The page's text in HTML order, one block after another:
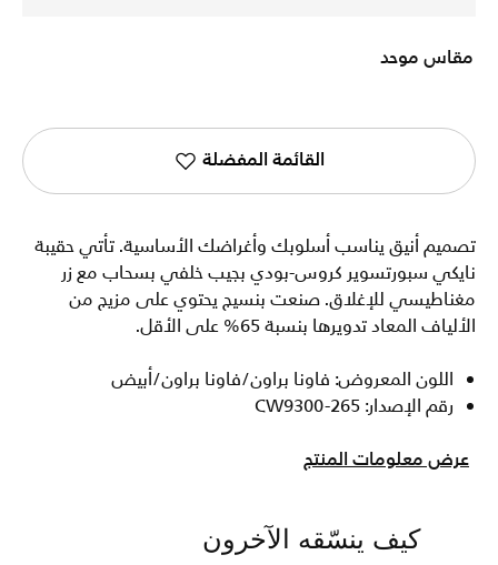
مقاس موحد
القائمة المفضلة
تصميم أنيق يناسب أسلوبك وأغراضك الأساسية. تأتي حقيبة
نايكي سبورتسوير كروس-بودي بجيب خلفي بسحاب مع زر
مغناطيسي للإغلاق. صنعت بنسيج يحتوي على مزيج من
الألياف المعاد تدويرها بنسبة 65% على الأقل.
اللون المعروض: فاونا براون/فاونا براون/أبيض
رقم الإصدار: CW9300-265
عرض معلومات المنتج